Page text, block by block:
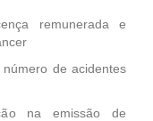
remunerada e
de acidentes
na emissão de